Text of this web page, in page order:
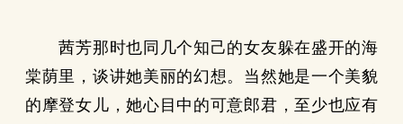
茜芳那时也同几个知己的女友躲在盛开的海
棠荫里，谈讲她美丽的幻想。当然她是一个美貌
的摩登女儿，她心目中的可意郎君，至少也应有